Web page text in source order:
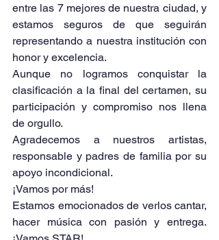
entre las 7 mejores de nuestra ciudad, y
estamos seguros de que seguirán
representando a nuestra institución con
honor y excelencia.
Aunque no logramos conquistar la
clasificación a la final del certamen, su
participación y compromiso nos llena
de orgullo.
Agradecemos a nuestros artistas,
responsable y padres de familia por su
apoyo incondicional.
¡Vamos por más!
Estamos emocionados de verlos cantar,
hacer música con pasión y entrega.